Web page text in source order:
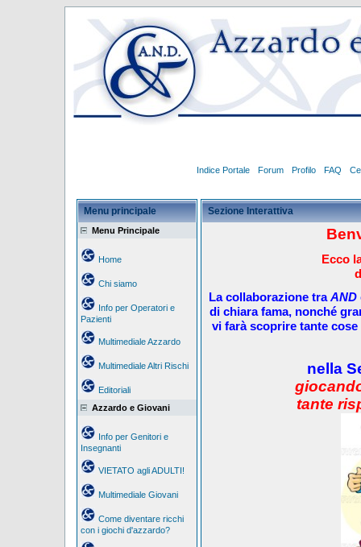
Indice Portale Forum Profilo FAQ
Menu principale
Menu Principale
Home
Chi siamo
Info per Operatori e
Pazienti
Multimediale Azzardo
Multimediale Altri Rischi
Editoriali
Azzardo e Giovani
Info per Genitori e
Insegnanti
VIETATO agli ADULTI!
Multimediale Giovani
Come diventare ricchi
con i giochi d'azzardo?
Sezione Interattiva
Ecco
La collaborazione traAND
di chiara fama, nonché
vi farà scoprire tante
nella
tante